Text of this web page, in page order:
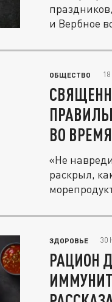
и Вербное
ОБЩЕСТВО
ВО
«Не
раскрыл,
ЗДОРОВЬЕ 30
РАЦИОН